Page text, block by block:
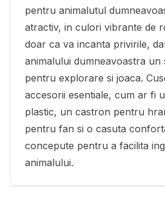
pentru animalutul
atractiv, in culori vibrante de
doar ca va incanta privirile,
animalului dumneavoastra un
pentru explorare si joaca.
accesorii esentiale, cum ar fi
plastic, un castron pentru
pentru fan si o casuta
concepute pentru a facilita
animalului.